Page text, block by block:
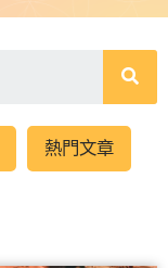
熱門文章